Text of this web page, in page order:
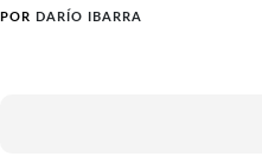
POR DARÍO IBARRA